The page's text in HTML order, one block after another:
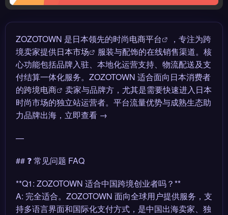
ZOZOTOWN 是日本领先的时尚电商平台
，专注为跨
境卖家提供日本市场
服装与配饰的在线销售渠道。核
心功能包括品牌入驻、本地化运营支持、物流配送及支
付结算一体化服务。ZOZOTOWN 适合面向日本消费者
的跨境电商
卖家与品牌方，尤其是需要快速进入日本
时尚市场的独立站运营者。平台流量优势与成熟生态助
力品牌出海，立即查看 →
—
## ❓ 常见问题 FAQ
**Q1: ZOZOTOWN 适合中国跨境创业者吗？**
A: 完全适合。ZOZOTOWN 面向全球用户提供服务，支
持多语言界面和国际化支付方式，是中国出海卖家、独